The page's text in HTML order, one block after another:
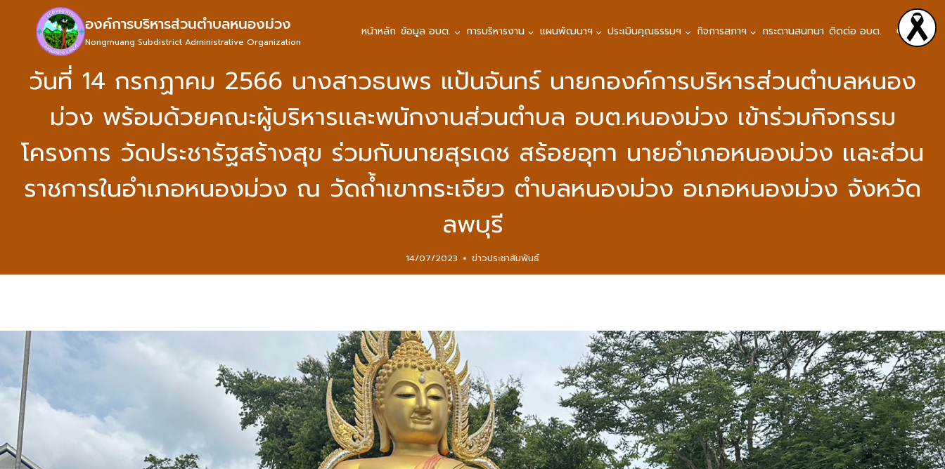
องค์การบริหารส่วนตำบลหนองม่วง
Nongmuang Subdistrict Administrative Organization
หน้าหลัก ข้อมูล อบต. การบริหารงาน แผนพัฒนาฯ ประเมินคุณธรรมฯ กิจการสภาฯ กระดานสนทนา ติดต่อ อบต.
วันที่ 14 กรกฏาคม 2566 นางสาวธนพร แป้นจันทร์ นายกองค์การบริหารส่วนตำบลหนอง
ม่วง พร้อมด้วยคณะผู้บริหารเเละพนักงานส่วนตำบล อบต.หนองม่วง เข้าร่วมกิจกรรม
โครงการ วัดประชารัฐสร้างสุข ร่วมกับนายสุรเดช สร้อยอุทา นายอำเภอหนองม่วง เเละส่วน
ราชการในอำเภอหนองม่วง ณ วัดถ้ำเขากระเจียว ตำบลหนองม่วง อเภอหนองม่วง จังหวัด
ลพบุรี
14/07/2023 ข่าวประชาสัมพันธ์